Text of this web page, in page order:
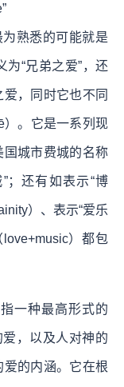
熟悉的可能就是
为“兄弟之爱”，还
，同时它也不同
）。它是一系列现
城市费城的名称
；还有如表示“博
）、表示“爱乐
love+music）都包
一种最高形式的
爱，以及人对神的
的内涵。它在根